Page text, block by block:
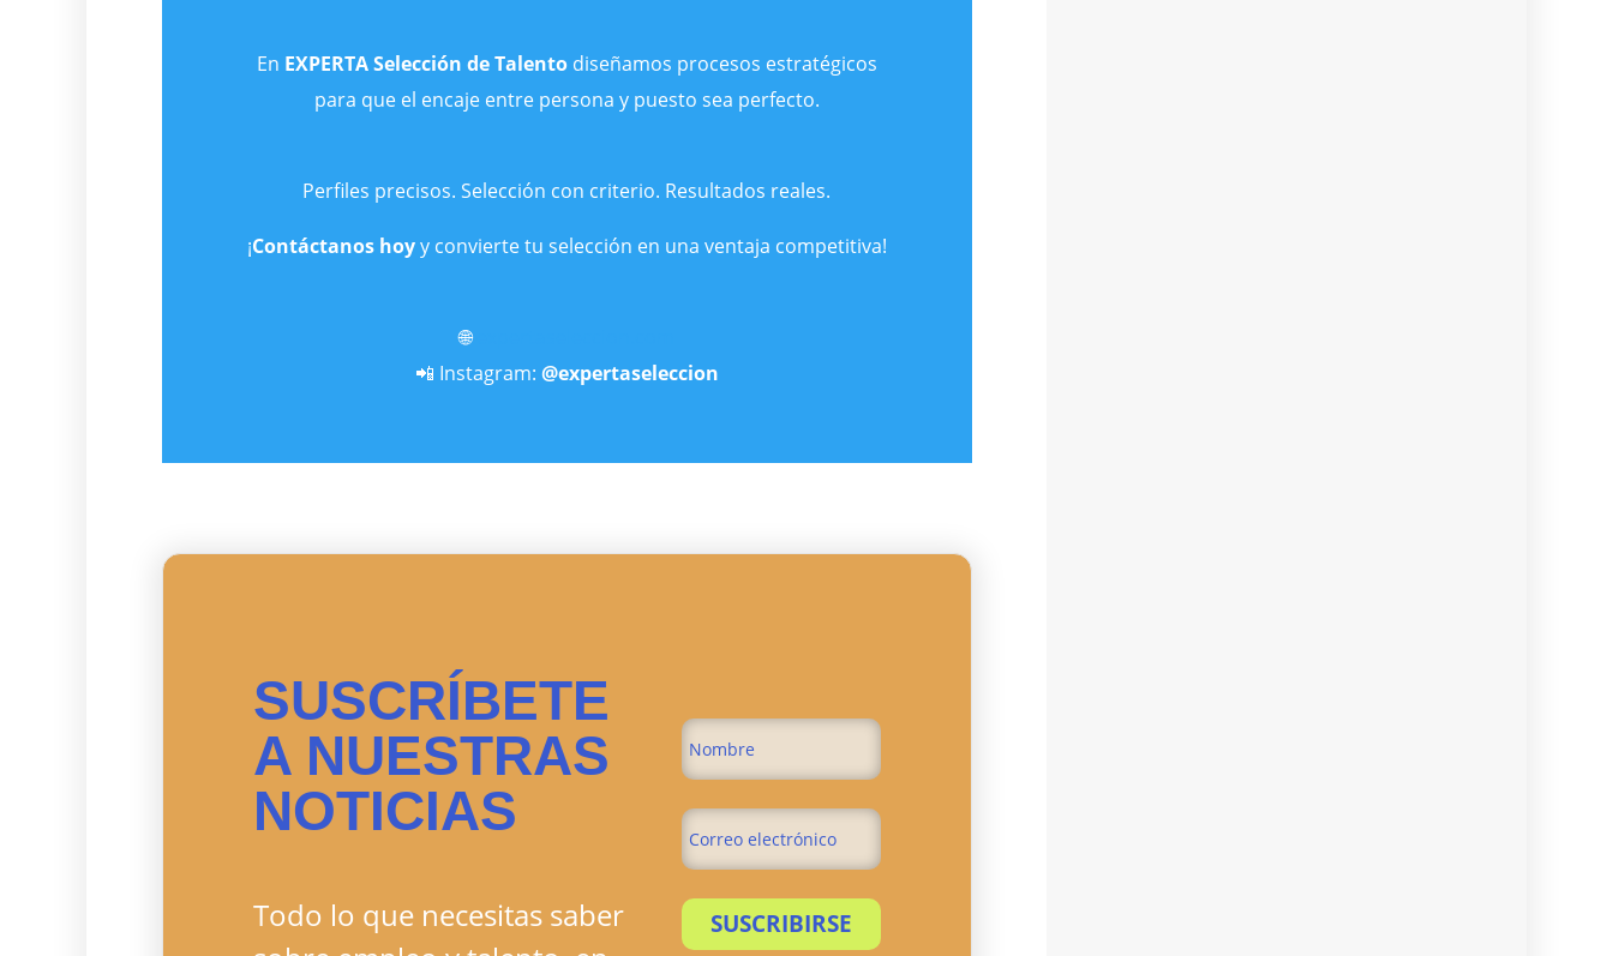
En EXPERTA Selección de Talentodiseñamos procesos estratégicos
para que el encaje entre persona y puesto sea perfecto.
Perfiles precisos. Selección con criterio. Resultados reales.
¡Contáctanos hoyy convierte tu selección en una ventaja competitiva!
🌐
📲 Instagram: @expertaseleccion
SUSCRÍBETE
A NUESTRAS
NOTICIAS
Todo lo que necesitas saber
SUSCRIBIRSE